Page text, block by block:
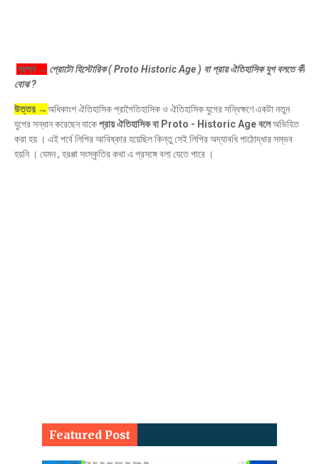
প্রশ্ন → প্রোটো হিস্টোরিক ( Proto Historic Age ) বা প্রায় ঐতিহাসিক যুগ বলতে কী
বোঝ ?
উত্তর →অধিকাংশ ঐতিহাসিক প্রাগৈতিহাসিক ও ঐতিহাসিক যুগের সন্ধিক্ষণে একটা নতুন
যুগের সন্ধান করেছেন যাকেপ্রায় ঐতিহাসিক বা Proto - Historic Age বলেঅভিহিত
করা হয় । এই পর্বে লিপির আবিষ্কার হয়েছিল কিন্তু সেই লিপির অদ্যাবধি পাঠোদ্ধার সম্ভব
হয়নি । যেমন , হরপ্পা সংস্কৃতির কথা এ প্রসঙ্গে বলা যেতে পারে ।
Featured Post